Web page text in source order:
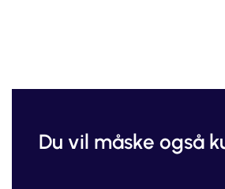
Du vil måske også